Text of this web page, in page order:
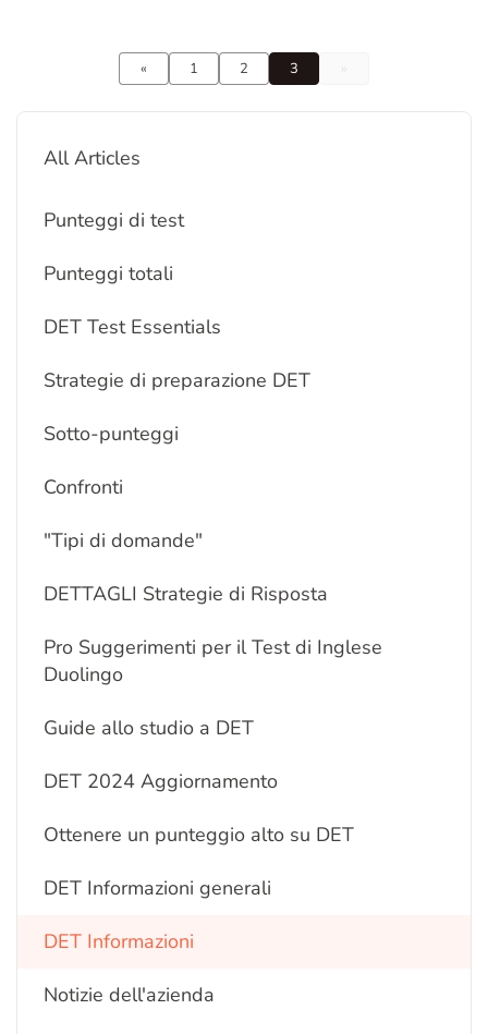
All Articles
Punteggi di test
Punteggi totali
DET Test Essentials
Strategie di preparazione DET
Sotto-punteggi
Confronti
"Tipi di domande"
DETTAGLI Strategie di Risposta
Pro Suggerimenti per il Test di Inglese
Duolingo
Guide allo studio a DET
DET 2024 Aggiornamento
Ottenere un punteggio alto su DET
DET Informazioni generali
DET Informazioni
Notizie dell'azienda
« 1 2 3 »